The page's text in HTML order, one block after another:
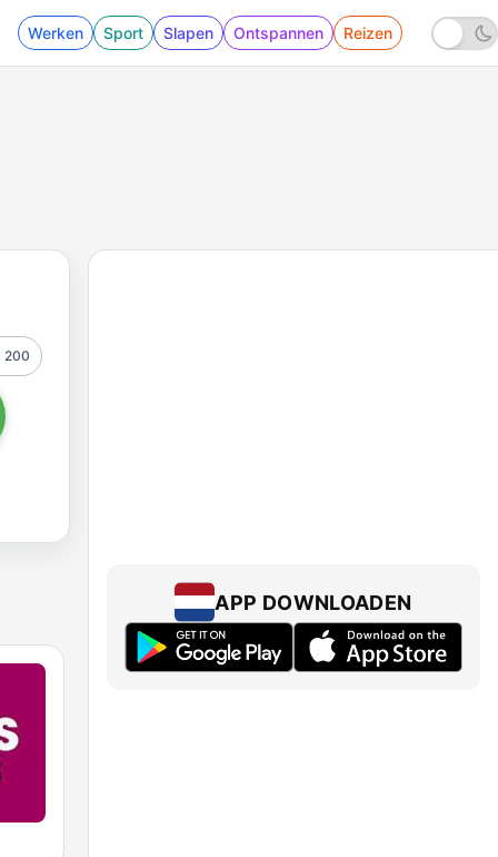
Werken Sport Slapen Ontspannen Reizen
200
APP DOWNLOADEN